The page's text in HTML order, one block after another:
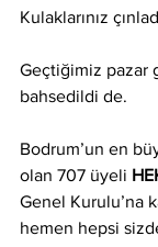
Kulaklarınız
Geçtiğimiz pazar
bahsedildi de.
Bodrum’un en
olan 707 üyeli
Genel Kurulu’na
hemen hepsi